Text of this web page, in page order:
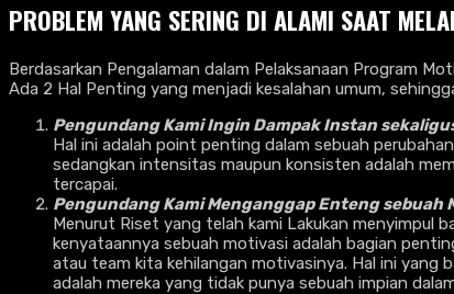
PROBLEM YANG SERING DI ALAMI SAAT
Berdasarkan Pengalaman dalam Pelaksanaan Program
Ada 2 Hal Penting yang menjadi kesalahan umum,
Pengundang Kami Ingin Dampak Instan
Hal ini adalah point penting dalam sebuah
sedangkan intensitas maupun konsisten adalah
tercapai.
Pengundang Kami Menganggap Enteng sebuah
Menurut Riset yang telah kami Lakukan menyimpul
kenyataannya sebuah motivasi adalah bagian
atau team kita kehilangan motivasinya. Hal ini yang
adalah mereka yang tidak punya sebuah impian